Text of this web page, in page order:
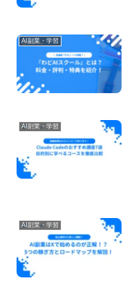
AI副業・学習
AI副業・学習
AI副業・学習